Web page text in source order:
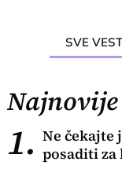
SVE
Najnovije
1. Ne čekajte
posaditi